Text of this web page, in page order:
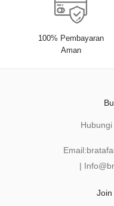
100% Pembayaran
Aman
Hubungi
Email:
|
Join